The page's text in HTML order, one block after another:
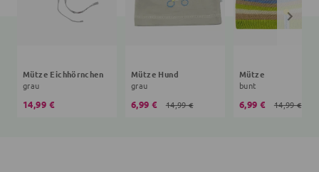
Mütze Eichhörnchen
grau
14,99 €
Mütze Hund
grau
6,99 € 14,99 €
Mütze
bunt
6,99 € 14,99 €